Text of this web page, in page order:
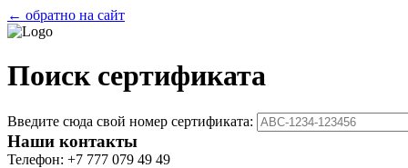
← обратно на сайт
Поиск сертификата
Введите сюда свой номер сертификата:
Наши контакты
Телефон: +7 777 079 49 49